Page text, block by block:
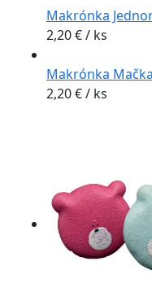
Makrónka
2,20€/ ks
Makrónka Mačka
2,20€/ ks